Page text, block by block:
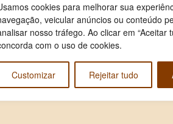
cookies para melhorar sua
veicular anúncios ou conteúdo
nosso tráfego. Ao clicar em “Aceitar
com o uso de cookies.
Customizar Rejeitar tudo